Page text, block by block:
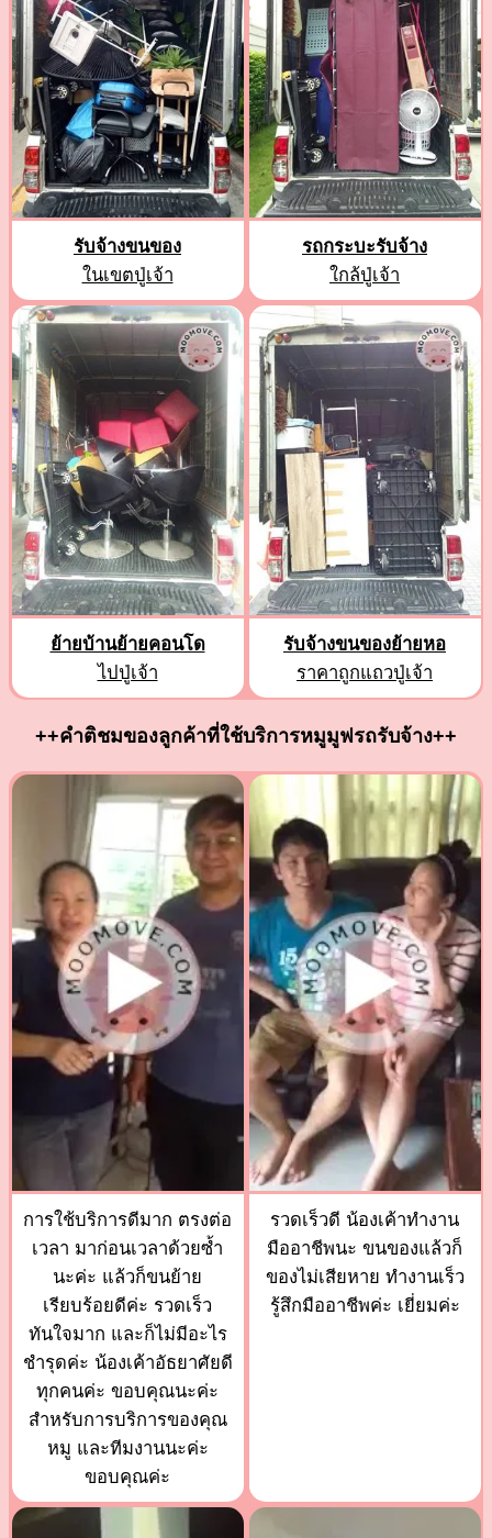
รับจ้างขนของ
ในเขตปู่เจ้า
รถกระบะรับจ้าง
ใกล้ปู่เจ้า
ย้ายบ้านย้ายคอนโด
ไปปู่เจ้า
รับจ้างขนของย้ายหอ
ราคาถูกแถวปู่เจ้า
++คำติชมของลูกค้าที่ใช้บริการหมูมูฟรถรับจ้าง++
การใช้บริการดีมาก ตรงต่อ
เวลา มาก่อนเวลาด้วยซ้ำ
นะค่ะ แล้วก็ขนย้าย
เรียบร้อยดีค่ะ รวดเร็ว
ทันใจมาก และก็ไม่มีอะไร
ชำรุดค่ะ น้องเค้าอัธยาศัยดี
ทุกคนค่ะ ขอบคุณนะค่ะ
สำหรับการบริการของคุณ
หมู และทีมงานนะค่ะ
ขอบคุณค่ะ
รวดเร็วดี น้องเค้าทำงาน
มืออาชีพนะ ขนของแล้วก็
ของไม่เสียหาย ทำงานเร็ว
รู้สึกมืออาชีพค่ะ เยี่ยมค่ะ